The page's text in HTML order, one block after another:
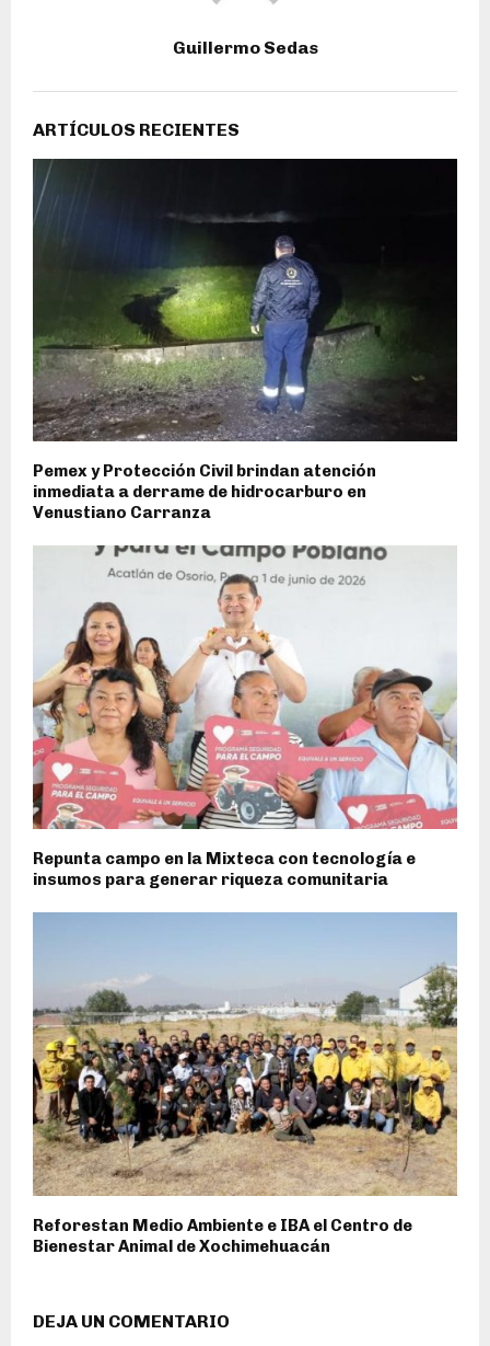
Guillermo Sedas
ARTÍCULOS RECIENTES
Pemex y Protección Civil brindan atención
inmediata a derrame de hidrocarburo en
Venustiano Carranza
Repunta campo en la Mixteca con tecnología e
insumos para generar riqueza comunitaria
Reforestan Medio Ambiente e IBA el Centro de
Bienestar Animal de Xochimehuacán
DEJA UN COMENTARIO